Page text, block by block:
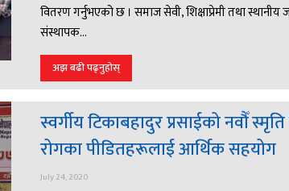
वितरण गर्नुभएको छ । समाज सेवी, शिक्षाप्रेमी तथा स्थानीय
संस्थापक...
अझ बढी पढ्नुहोस्
स्वर्गीय टिकाबहादुर प्रसाईको नवौँ
रोगका पीडितहरूलाई आर्थिक सहयोग
July 24, 2020